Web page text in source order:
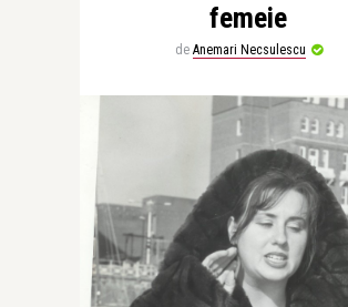
femeie
de Anemari Necsulescu